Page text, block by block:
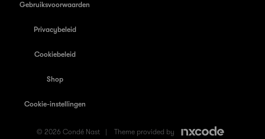
Gebruiksvoorwaarden
Privacybeleid
Cookiebeleid
Shop
Cookie-instellingen
© 2026 Condé Nast | Theme provided by